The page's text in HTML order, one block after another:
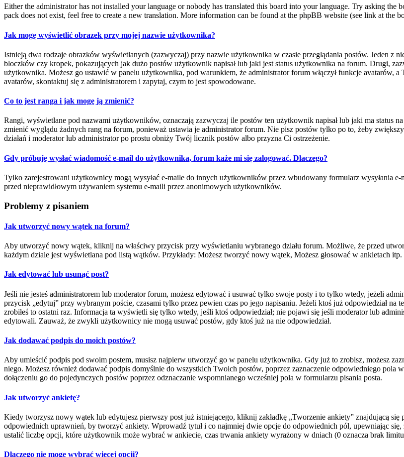
Either the administrator has not installed your language or nobody has translated this board into your language. Try asking
pack does not exist, feel free to create a new translation. More information can be found at the phpBB website (see link at the
Jak mogę wyświetlić obrazek przy mojej nazwie użytkownika?
Istnieją dwa rodzaje obrazków wyświetlanych (zazwyczaj) przy nazwie użytkownika w czasie przeglądania postów. Jeden z
bloczków czy kropek, pokazujących jak dużo postów użytkownik napisał lub jaki jest status użytkownika na forum. Drugi,
użytkownika. Możesz go ustawić w panelu użytkownika, pod warunkiem, że administrator forum włączył funkcje avatarów,
avatarów, skontaktuj się z administratorem i zapytaj, czym to jest spowodowane.
Co to jest ranga i jak mogę ją zmienić?
Rangi, wyświetlane pod nazwami użytkowników, oznaczają zazwyczaj ile postów ten użytkownik napisał lub jaki ma status
zmienić wyglądu żadnych rang na forum, ponieważ ustawia je administrator forum. Nie pisz postów tylko po to, żeby
działań i moderator lub administrator po prostu obniży Twój licznik postów albo przyzna Ci ostrzeżenie.
Gdy próbuję wysłać wiadomość e-mail do użytkownika, forum każe mi się zalogować. Dlaczego?
Tylko zarejestrowani użytkownicy mogą wysyłać e-maile do innych użytkowników przez wbudowany formularz wysyłania
przed nieprawidłowym używaniem systemu e-maili przez anonimowych użytkowników.
Problemy z pisaniem
Jak utworzyć nowy wątek na forum?
Aby utworzyć nowy wątek, kliknij na właściwy przycisk przy wyświetlaniu wybranego działu forum. Możliwe, że przed
każdym dziale jest wyświetlana pod listą wątków. Przykłady: Możesz tworzyć nowy wątek, Możesz głosować w ankietach itp.
Jak edytować lub usunąć post?
Jeśli nie jesteś administratorem lub moderator forum, możesz edytować i usuwać tylko swoje posty i to tylko wtedy, jeżeli
przycisk „edytuj” przy wybranym poście, czasami tylko przez pewien czas po jego napisaniu. Jeżeli ktoś już odpowiedział
zrobiłeś to ostatni raz. Informacja ta wyświetli się tylko wtedy, jeśli ktoś odpowiedział; nie pojawi się jeśli moderator lub
edytowali. Zauważ, że zwykli użytkownicy nie mogą usuwać postów, gdy ktoś już na nie odpowiedział.
Jak dodawać podpis do moich postów?
Aby umieścić podpis pod swoim postem, musisz najpierw utworzyć go w panelu użytkownika. Gdy już to zrobisz, możesz
niego. Możesz również dodawać podpis domyślnie do wszystkich Twoich postów, poprzez zaznaczenie odpowiedniego pola
dołączeniu go do pojedynczych postów poprzez odznaczanie wspomnianego wcześniej pola w formularzu pisania posta.
Jak utworzyć ankietę?
Kiedy tworzysz nowy wątek lub edytujesz pierwszy post już istniejącego, kliknij zakładkę „Tworzenie ankiety” znajdującą
odpowiednich uprawnień, by tworzyć ankiety. Wprowadź tytuł i co najmniej dwie opcje do odpowiednich pól, upewniając
ustalić liczbę opcji, które użytkownik może wybrać w ankiecie, czas trwania ankiety wyrażony w dniach (0 oznacza brak
Dlaczego nie mogę wybrać więcej opcji?